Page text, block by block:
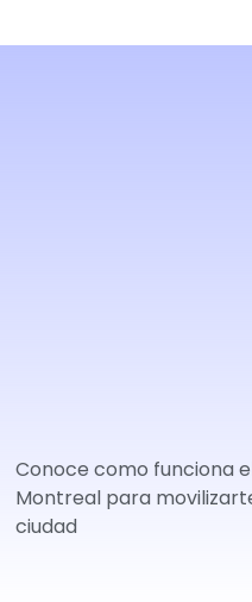
Conoce como funciona
Montreal para
ciudad